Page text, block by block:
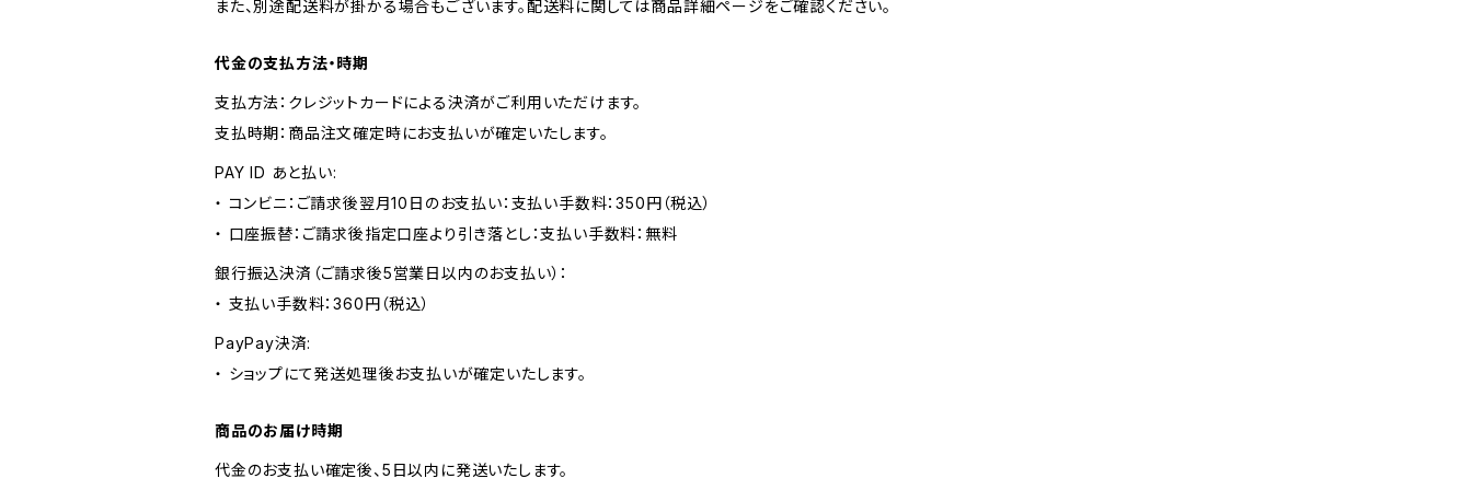
また、別途配送料が掛かる場合もございます。配送料に関しては商品詳細ページをご確認ください。
代金の支払方法・時期
支払方法：クレジットカードによる決済がご利用いただけます。
支払時期：商品注文確定時にお支払いが確定いたします。
PAY ID あと払い:
・ コンビニ：ご請求後翌月10日のお支払い：支払い手数料：350円（税込）
・ 口座振替：ご請求後指定口座より引き落とし：支払い手数料：無料
銀行振込決済（ご請求後5営業日以内のお支払い）：
・ 支払い手数料：360円（税込）
PayPay決済:
・ ショップにて発送処理後お支払いが確定いたします。
商品のお届け時期
代金のお支払い確定後、5日以内に発送いたします。